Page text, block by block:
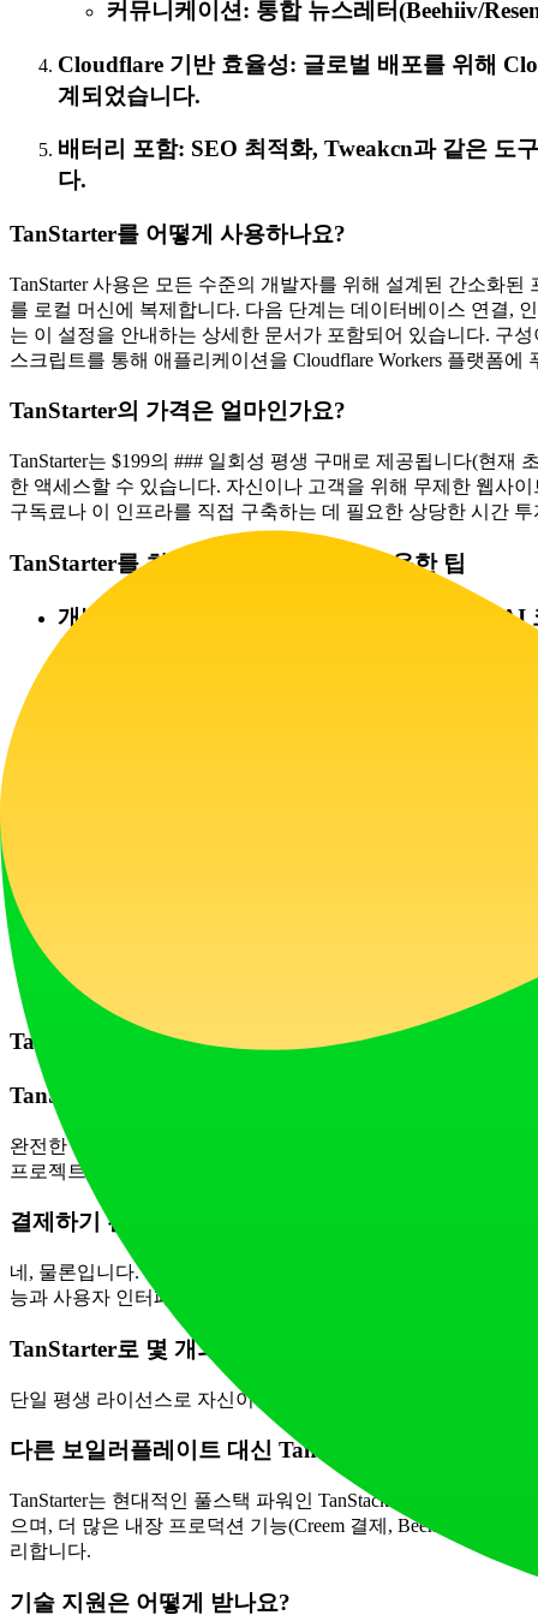
커뮤니케이션: 통합 뉴스레터(Beehiiv/
Cloudflare 기반 효율성: 글로벌 배포를 위해
계되었습니다.
배터리 포함: SEO 최적화, Tweakcn과 같은 도
다.
TanStarter를 어떻게 사용하나요?
TanStarter 사용은 모든 수준의 개발자를 위해 설계된 간소화
를 로컬 머신에 복제합니다. 다음 단계는 데이터베이스 연결,
는 이 설정을 안내하는 상세한 문서가 포함되어 있습니다. 구
스크립트를 통해 애플리케이션을 Cloudflare Workers 플랫폼
TanStarter의 가격은 얼마인가요?
TanStarter는 $199의 ### 일회성 평생 구매로 제공됩니다(현
한 액세스할 수 있습니다. 자신이나 고객을 위해 무제한 웹사
구독료나 이 인프라를 직접 구축하는 데 필요한 상당한 시간
TanStarter를 최대한 활용하기 위한 유용한 팁
개발에 AI 활용: Cursor 또는 Claude와 같은
끔한 구조는 이러한 AI가 새로운 기능을 위한
리 실제 사용자와 함께 SaaS 아이디어를 검증
TanStarter에 대한 자주 묻는 질문
TanStarter를 구매하면 정확히 무엇을 받나요?
완전한 비공개 TanStarter GitHub 저장소에 액세스할 수 있는
프로젝트에 사용할 수 있는 라이선스가 포함됩니다. 또한 평
결제하기 전에 무엇을 받는지 볼 수 있나요?
네, 물론입니다. 랜딩 페이지, 인증, 사용자 대시보드, 시뮬레
능과 사용자 인터페이스를 명확하게 이해할 수 있습니다.
TanStarter로 몇 개의 웹사이트를 구축할 수 있나요?
단일 평생 라이선스로 자신이나 고객을 위해 무제한 웹사이트
다른 보일러플레이트 대신 TanStarter를 구매해야
TanStarter는 현대적인 풀스택 파워인 TanStack Start와 개발
으며, 더 많은 내장 프로덕션 기능(Creem 결제, Beehiiv 뉴스
리합니다.
기술 지원은 어떻게 받나요?